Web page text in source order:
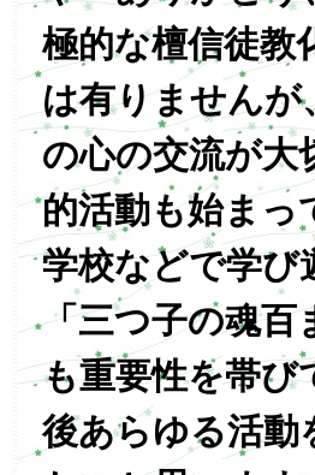
極的な檀信徒教
は有りません
の心の交流が大
的活動も始まっ
学校などで学び
「三つ子の魂百
も重要性を帯び
後あらゆる活動